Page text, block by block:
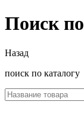
Поиск
Назад
поиск по каталогу